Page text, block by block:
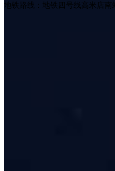
地铁路线：地铁四号线高米店南